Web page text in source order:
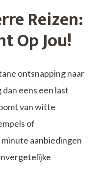
Reizen:
Op Jou!
ontsnapping naar
eens een last
van witte
of
aanbiedingen